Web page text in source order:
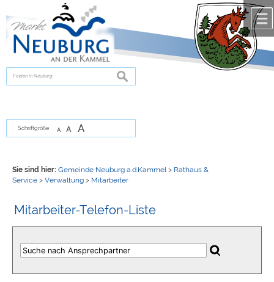
zur Navigationoder
springen.
suchen
Schriftgröße A A A
Sie sind hier: Gemeinde Neuburg a.d.Kammel > Rathaus &
Service> Verwaltung> Mitarbeiter
Mitarbeiter-Telefon-Liste